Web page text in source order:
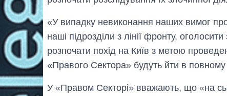
«У випадку невиконання наших вимог
наші підрозділи з лінії фронту,
розпочати похід на Київ з метою
«Правого Сектора» будуть йти в
У «Правом Секторі» вважають, що «на